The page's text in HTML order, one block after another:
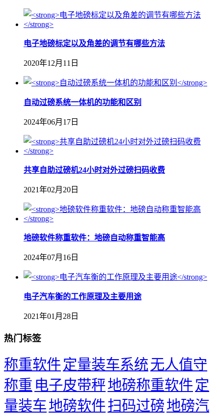
电子地磅标定以及角差的调节有哪些方法
2020年12月11日
自动过磅系统一体机的功能和区别
2024年06月17日
共享自助过磅机24小时对外过磅扫码收费
2021年02月20日
地磅软件称重软件：地磅自动称重智能高
2024年07月16日
​电子汽车衡的工作原理及主要用途
2021年01月28日
热门标签
称重软件 定量装车系统无人值守
称重 电子皮带秤地磅称重软件 定
量装车地磅软件扫码过磅地磅汽